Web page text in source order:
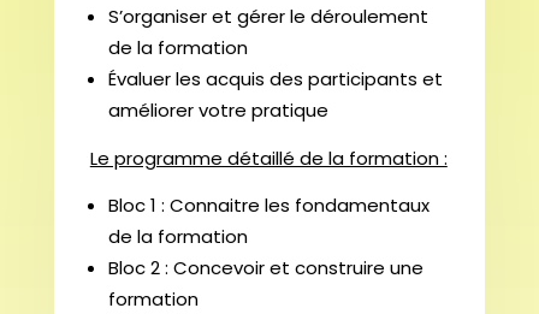
S’organiser et gérer le déroulement
de la formation
Évaluer les acquis des participants et
améliorer votre pratique
Le programme détaillé de la formation :
Bloc 1 : Connaitre les fondamentaux
de la formation
Bloc 2 : Concevoir et construire une
formation